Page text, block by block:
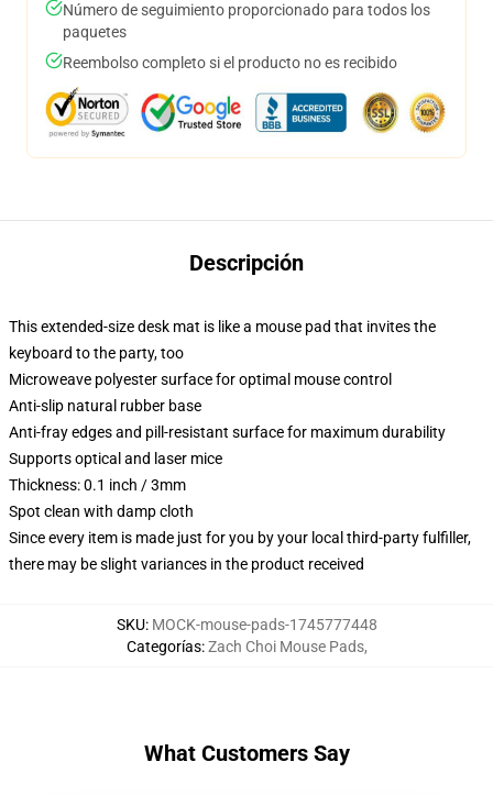
Número de seguimiento proporcionado para todos los
paquetes
Reembolso completo si el producto no es recibido
Descripción
This extended-size desk mat is like a mouse pad that invites the
keyboard to the party, too
Microweave polyester surface for optimal mouse control
Anti-slip natural rubber base
Anti-fray edges and pill-resistant surface for maximum durability
Supports optical and laser mice
Thickness: 0.1 inch / 3mm
Spot clean with damp cloth
Since every item is made just for you by your local third-party fulfiller,
there may be slight variances in the product received
SKU: MOCK-mouse-pads-1745777448
Categorías:Zach Choi Mouse Pads,
What Customers Say